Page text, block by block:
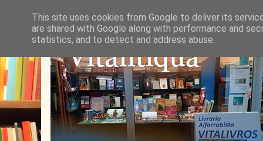
This site uses cookies from Google to deliver its
are shared with Google along with performance and
statistics, and to detect and address abuse.